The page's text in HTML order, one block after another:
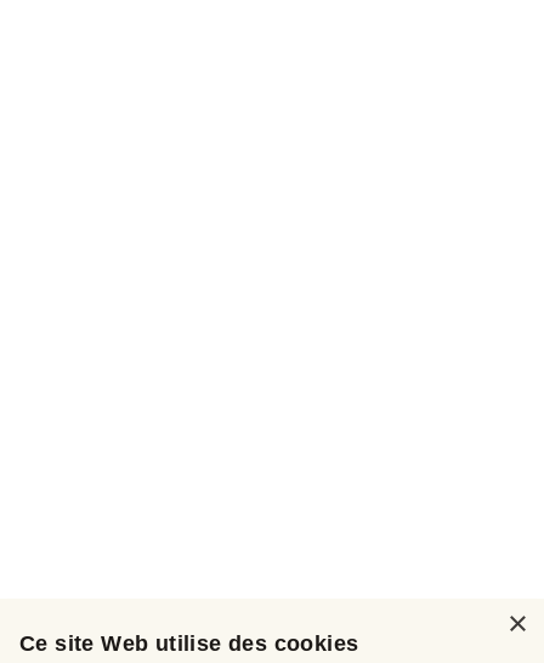
×
Ce site Web utilise des cookies